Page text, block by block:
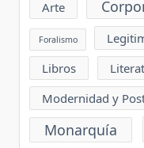
Arte
Foralismo
Libros
Modernidad y
Monarquía